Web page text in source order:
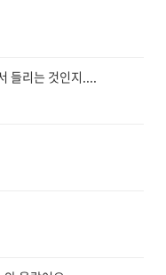
들리는 것인지....